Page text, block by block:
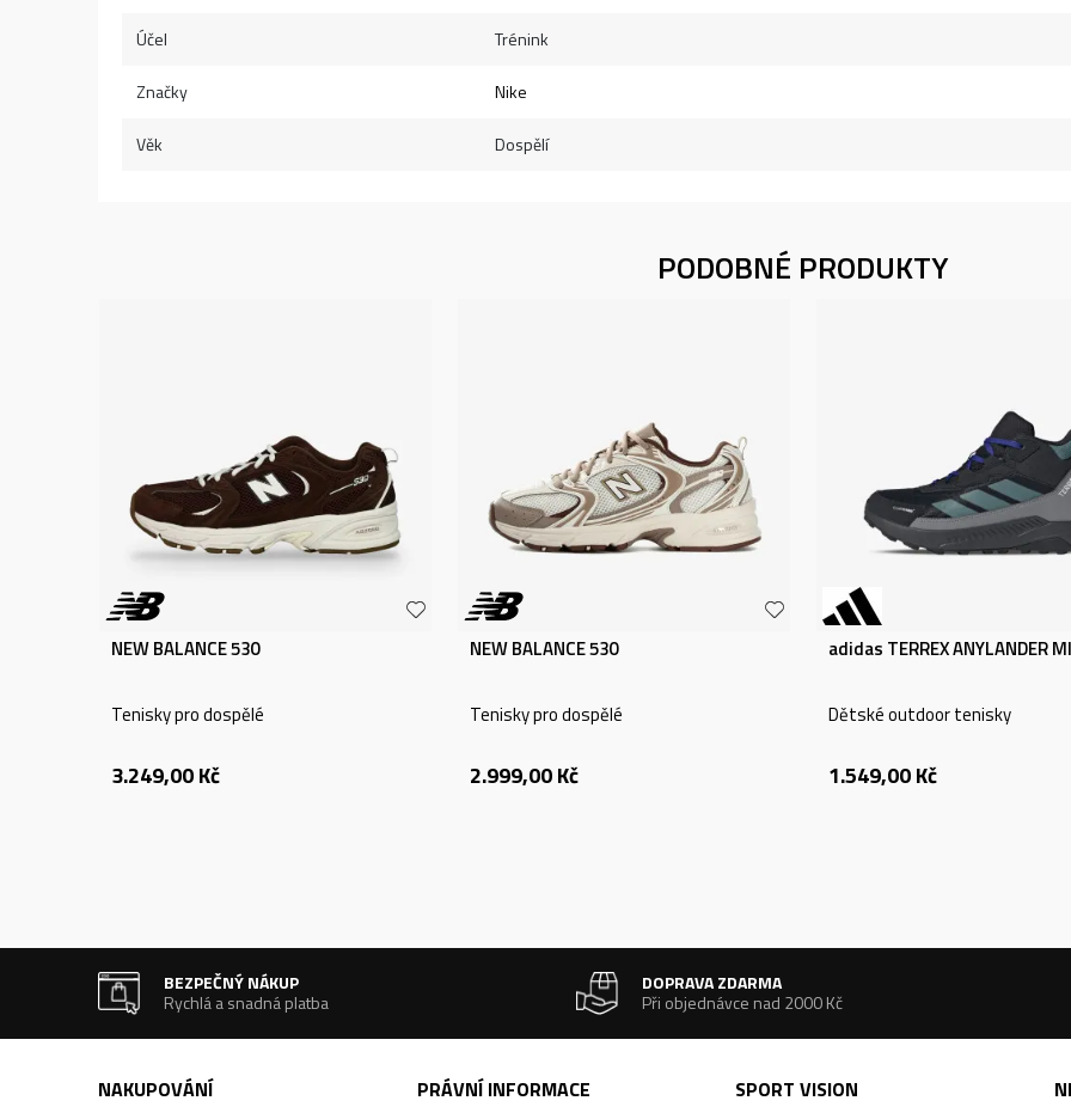
Účel Trénink
Značky Nike
Věk Dospělí
PODOBNÉ PRODUKTY
NEW BALANCE 530
Tenisky pro dospělé
3.249,00Kč
NEW BALANCE 530
Tenisky pro dospělé
2.999,00Kč
adidas TERREX ANYLANDER
Dětské outdoor tenisky
1.549,00Kč
BEZPEČNÝ NÁKUP
Rychlá a snadná platba
DOPRAVA ZDARMA
Při objednávce nad 2000 Kč
NAKUPOVÁNÍ PRÁVNÍ INFORMACE SPORT VISION